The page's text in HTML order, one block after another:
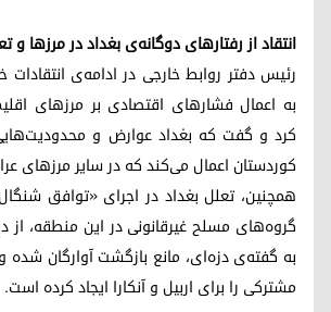
انتقاد از رفتارهای دوگانه‌ی بغداد در مرزها و
رئیس دفتر روابط خارجی در ادامه‌ی انتقادات
به اعمال فشارهای اقتصادی بر مرزهای
کرد و گفت که بغداد عوارض و
کوردستان اعمال می‌کند که در سایر مرزهای
همچنین، تعلل بغداد در اجرای «توافق
گروه‌های مسلح غیرقانونی در این منطقه، از
به گفته‌ی دزه‌ای، مانع بازگشت آوارگان شده
مشترکی را برای اربیل و آنکارا ایجاد کرده است.